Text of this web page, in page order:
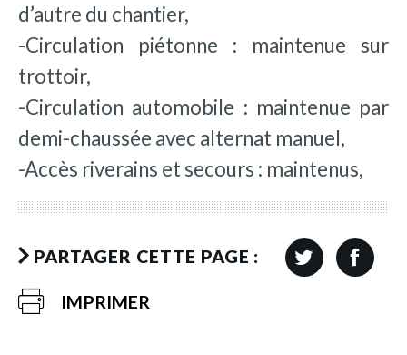
d’autre du chantier,
-Circulation piétonne : maintenue sur
trottoir,
-Circulation automobile : maintenue par
demi-chaussée avec alternat manuel,
-Accès riverains et secours : maintenus,
PARTAGER CETTE PAGE :
IMPRIMER